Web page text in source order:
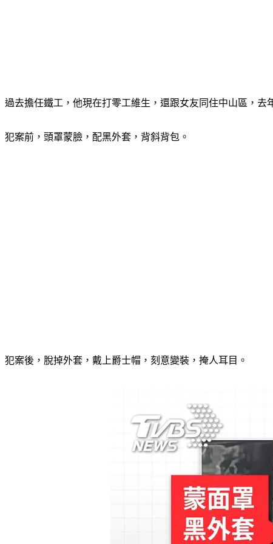
過去擔任鐵工，他現在打零工維生，還跟女友同住中山區，
犯案前，頭罩蒙臉，配黑外套，背斜背包。
犯案後，脫掉外套，戴上爵士帽，刻意變裝，掩人耳目。